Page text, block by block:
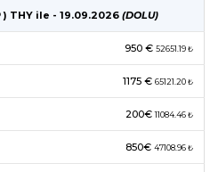
) THY ile - 19.09.2026 (DOLU)
950 € 52651.19 ₺
1175 € 65121.20 ₺
200€ 11084.46 ₺
850€ 47108.96 ₺